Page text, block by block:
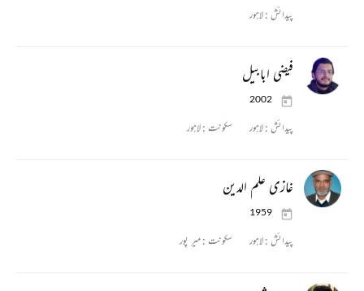
پیدائش :لاہور
فیضی ابابیل
2002
پیدائش :لاہور سکونت :لاہور
غازی علم الدین
1959
پیدائش :لاہور سکونت :میر پور